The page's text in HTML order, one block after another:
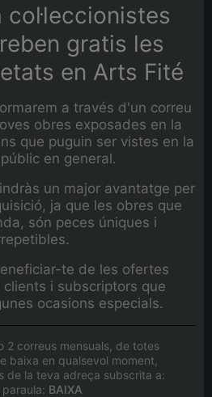
gratis les
en Arts Fité
a través d'un correu
obres exposades en la
que puguin ser vistes en la
en general.
un major avantatge per
ja que les obres que
són peces úniques i
te de les ofertes
clients i subscriptors que
ocasions especials.
2 correus mensuals, de totes
baixa en qualsevol moment,
de la teva adreça subscrita a:
BAIXA